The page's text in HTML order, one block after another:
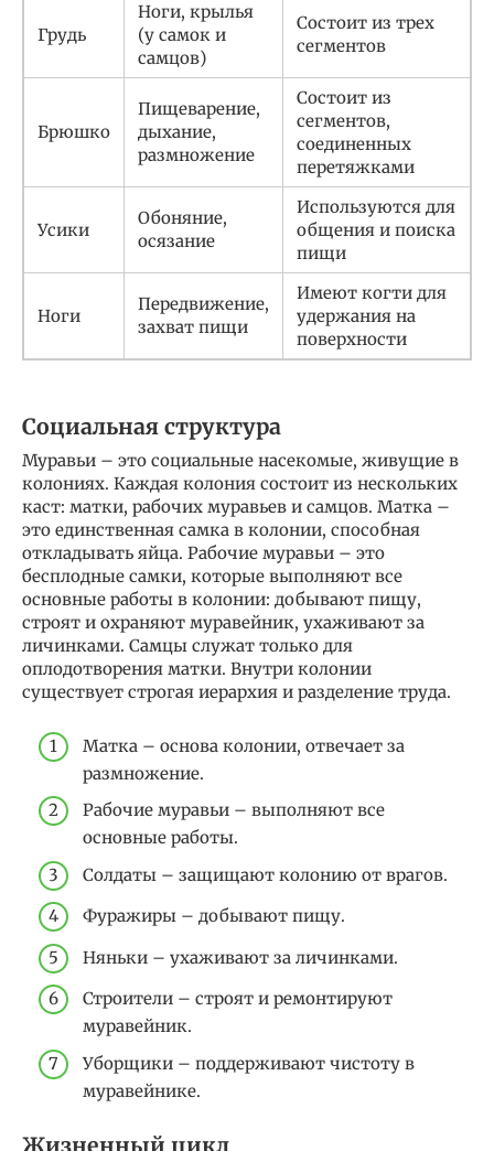
Грудь
Ноги, крылья
(у самок и
самцов)
Состоит из трех
сегментов
Брюшко
Пищеварение,
дыхание,
размножение
Состоит из
сегментов,
соединенных
перетяжками
Усики
Обоняние,
осязание
Используются для
общения и поиска
пищи
Ноги
Передвижение,
захват пищи
Имеют когти для
удержания на
поверхности
Социальная структура
Муравьи – это социальные насекомые, живущие в
колониях. Каждая колония состоит из нескольких
каст: матки, рабочих муравьев и самцов. Матка –
это единственная самка в колонии, способная
откладывать яйца. Рабочие муравьи – это
бесплодные самки, которые выполняют все
основные работы в колонии: добывают пищу,
строят и охраняют муравейник, ухаживают за
личинками. Самцы служат только для
оплодотворения матки. Внутри колонии
существует строгая иерархия и разделение труда.
Матка – основа колонии, отвечает за
размножение.
Рабочие муравьи – выполняют все
основные работы.
Солдаты – защищают колонию от врагов.
Фуражиры – добывают пищу.
Няньки – ухаживают за личинками.
Строители – строят и ремонтируют
муравейник.
Уборщики – поддерживают чистоту в
муравейнике.
Жизненный цикл